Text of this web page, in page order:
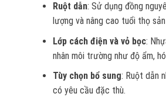
Ruột dẫn: Sử dụng đồng
lượng và nâng cao tuổi thọ
Lớp cách điện và vỏ bọc:
nhân môi trường như độ ẩm,
Tùy chọn bổ sung: Ruột dẫn
có yêu cầu đặc thù.